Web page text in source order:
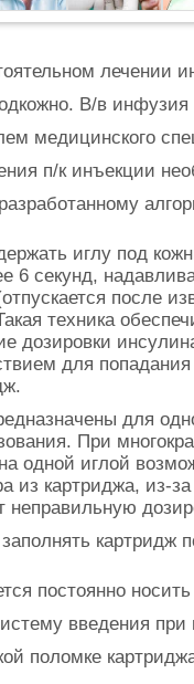
лечении
В/в инфузия
медицинского
п/к инъекции
иглу под
6 секунд,
после
техника
дозировки
для
для
При
одной иглой
из картриджа, из-
неправильную
картридж
постоянно
введения при
поломке